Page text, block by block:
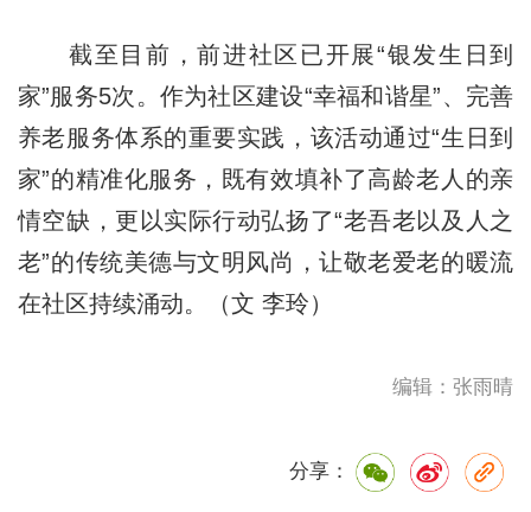
截至目前，前进社区已开展“银发生日到
家”服务5次。作为社区建设“幸福和谐星”、完善
养老服务体系的重要实践，该活动通过“生日到
家”的精准化服务，既有效填补了高龄老人的亲
情空缺，更以实际行动弘扬了“老吾老以及人之
老”的传统美德与文明风尚，让敬老爱老的暖流
在社区持续涌动。（文 李玲）
编辑：张雨晴
分享：